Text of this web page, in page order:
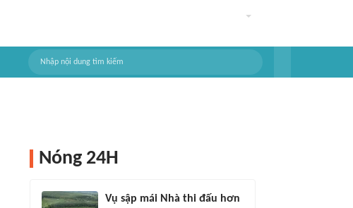
Nóng 24H
Vụ sập mái Nhà thi đấu hơn